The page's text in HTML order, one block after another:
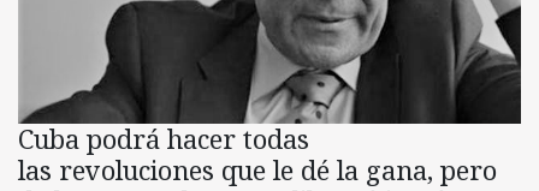
Cuba podrá hacer todas
las revoluciones que le dé la gana, pero